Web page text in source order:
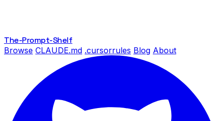
The-Prompt-Shelf
Browse CLAUDE.md .cursorrules Blog About